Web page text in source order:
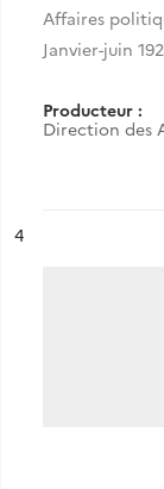
Affaires
Janvier-juin
Producteur :
Direction des
n°
4